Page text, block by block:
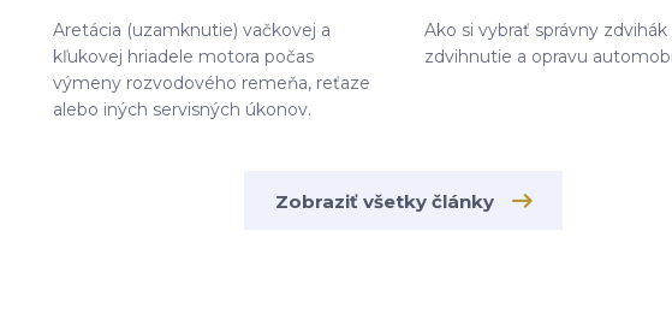
Aretácia (uzamknutie) vačkovej a
kľukovej hriadele motora počas
výmeny rozvodového remeňa, reťaze
alebo iných servisných úkonov.
Ako si vybrať správny zdvihák
zdvihnutie a opravu
Zobraziť všetky články